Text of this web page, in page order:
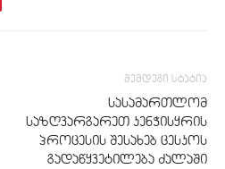
შემდეგი სტატია
სასამართლომ
საზღვარგარეთ კენჭისყრის
პროცესის შესახებ ცესკოს
გადაწყვეტილება ძალაში